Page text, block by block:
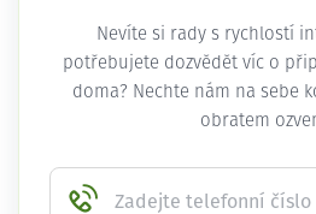
Nevíte si rady s rychlostí
potřebujete dozvědět víc o
doma? Nechte nám na sebe
obratem
Zadejte telefonní číslo